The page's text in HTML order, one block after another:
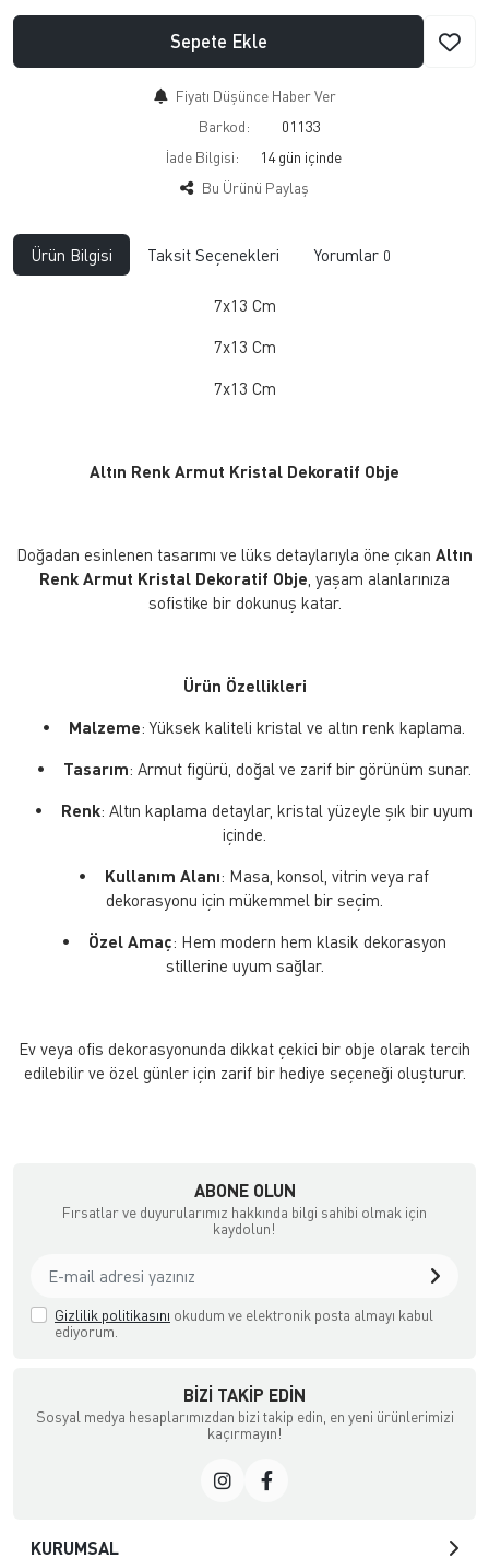
Sepete Ekle
Fiyatı Düşünce Haber Ver
Barkod:
01133
İade Bilgisi:
Bu Ürünü Paylaş
Ürün Bilgisi Taksit Seçenekleri Yorumlar 0
7x13 Cm
7x13 Cm
7x13 Cm
Altın Renk Armut Kristal Dekoratif Obje
Doğadan esinlenen tasarımı ve lüks detaylarıyla öne çıkan Altın
Renk Armut Kristal Dekoratif Obje , yaşam alanlarınıza
sofistike bir dokunuş katar.
Ürün Özellikleri
• Malzeme: Yüksek kaliteli kristal ve altın renk kaplama.
• Tasarım: Armut figürü, doğal ve zarif bir görünüm sunar.
• Renk: Altın kaplama detaylar, kristal yüzeyle şık bir uyum
içinde.
• Kullanım Alanı: Masa, konsol, vitrin veya raf
dekorasyonu için mükemmel bir seçim.
• Özel Amaç: Hem modern hem klasik dekorasyon
stillerine uyum sağlar.
Ev veya ofis dekorasyonunda dikkat çekici bir obje olarak tercih
edilebilir ve özel günler için zarif bir hediye seçeneği oluşturur.
ABONE OLUN
Fırsatlar ve duyurularımız hakkında bilgi sahibi olmak için
kaydolun!
Gizlilik politikasını okudum ve elektronik posta almayı kabul
ediyorum.
BIZI TAKIP EDIN
Sosyal medya hesaplarımızdan bizi takip edin, en yeni ürünlerimizi
kaçırmayın!
KURUMSAL